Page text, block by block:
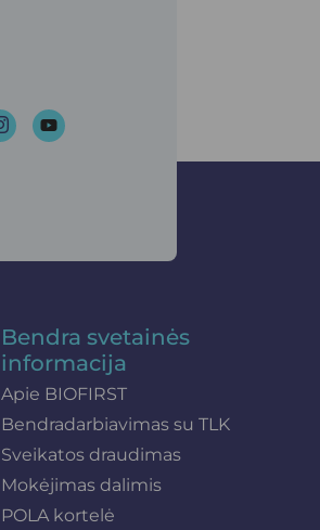
Bendra svetainės
informacija
Apie BIOFIRST
Bendradarbiavimas su TLK
Sveikatos draudimas
Mokėjimas dalimis
POLA kortelė